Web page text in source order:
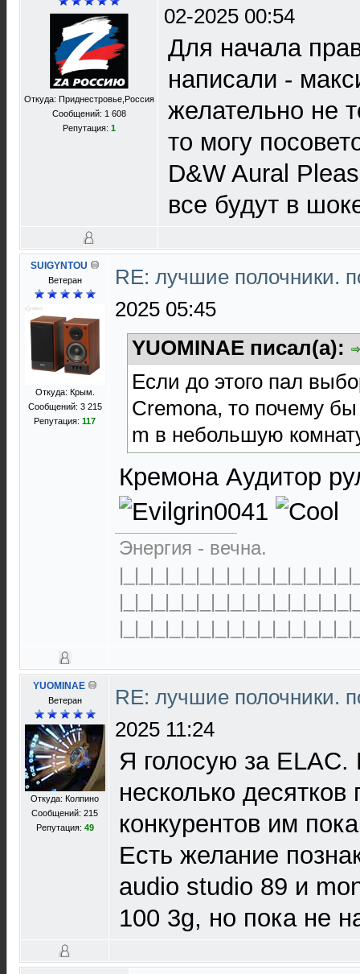
Откуда: Приднестровье,Россия
Сообщений: 1 608
Репутация: 1
02-2025 00:54
Для начала
написали -
желательно не
то могу
D&W Aural
все будут в
SUIGYNTOU
Ветеран
Откуда: Крым.
Сообщений: 3 215
Репутация: 117
RE: лучшие полочники.
2025 05:45
YUOMINAE писал(а):
Если до этого пал
Cremona, то почему
m в небольшую
Кремона Аудитор
Энергия - вечна.
YUOMINAE
Ветеран
Откуда: Колпино
Сообщений: 215
Репутация: 49
RE: лучшие полочники.
2025 11:24
Я голосую за
несколько десятков
конкурентов им
Есть желание
audio studio 89 и
100 3g, но пока не